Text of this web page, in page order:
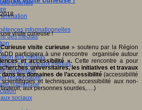
vivantes
informationnelles
des médias
aux médias
et nouveaux médias
numérique
responsable
numérique
sociaux
Curieuse visite curieuse» soutenu par la Région
participera à une rencontre organisée autour
et accessibilité ». Cette rencontre a pour
universitaires, les initiatives et travaux
les domaines de l’accessibilité(accessibilité
et techniques, accessibilité aux non-
aux personnes sourdes,….)